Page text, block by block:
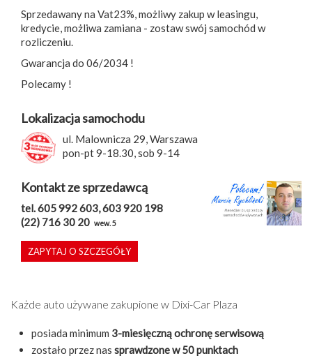
Sprzedawany na Vat23%, możliwy zakup w leasingu,
kredycie, możliwa zamiana - zostaw swój samochód w
rozliczeniu.
Gwarancja do 06/2034 !
Polecamy !
Lokalizacja samochodu
ul. Malownicza 29, Warszawa
pon-pt 9-18.30, sob 9-14
Kontakt ze sprzedawcą
tel. 605 992 603, 603 920 198
(22) 716 30 20 wew. 5
ZAPYTAJ O SZCZEGÓŁY
Każde auto używane zakupione w Dixi-Car Plaza
posiada minimum 3-miesięczną ochronę serwisową
zostało przez nas sprawdzone w 50 punktach